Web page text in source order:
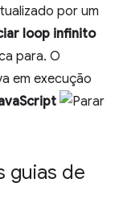
por um
loop infinito
para. O
em execução
guias de